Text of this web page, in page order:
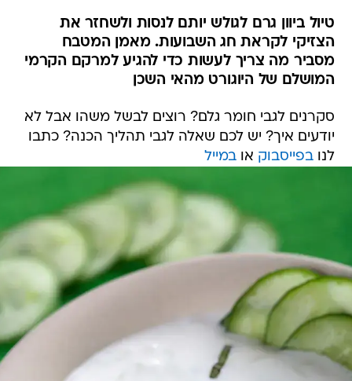
טיול ביוון גרם לגולש יותם לנסות ולשחזר את
הצזיקי לקראת חג השבועות. מאמן המטבח
מסביר מה צריך לעשות כדי להגיע למרקם הקרמי
המושלם של היוגורט מהאי השכן
סקרנים לגבי חומר גלם? רוצים לבשל משהו אבל לא
יודעים איך? יש לכם שאלה לגבי תהליך הכנה? כתבו
לנובפייסבוק אובמייל